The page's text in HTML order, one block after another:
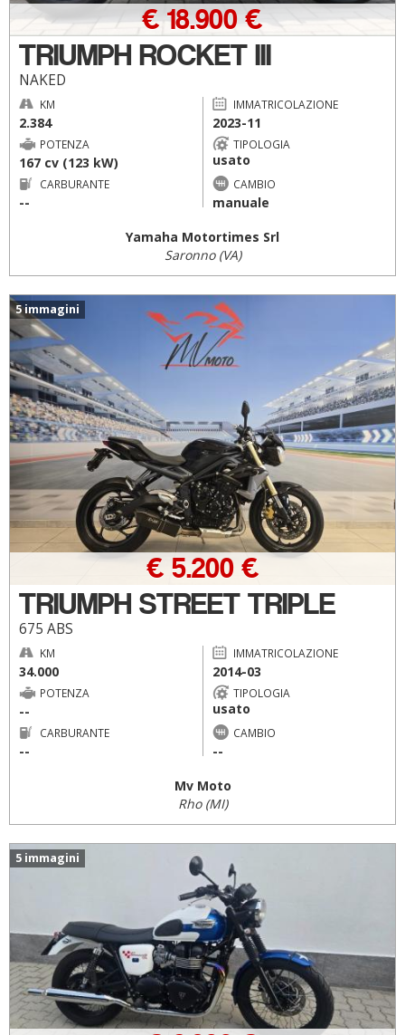
TRIUMPH ROCKET III
NAKED
€ 18.900 €
KM
2.384
IMMATRICOLAZIONE
2023-11
POTENZA
167 cv (123 kW)
TIPOLOGIA
usato
CARBURANTE
--
CAMBIO
manuale
Yamaha Motortimes Srl
Saronno (VA)
5 immagini
TRIUMPH STREET TRIPLE
675 ABS
€ 5.200 €
KM
34.000
IMMATRICOLAZIONE
2014-03
POTENZA
--
TIPOLOGIA
usato
CARBURANTE
--
CAMBIO
--
Mv Moto
Rho (MI)
5 immagini